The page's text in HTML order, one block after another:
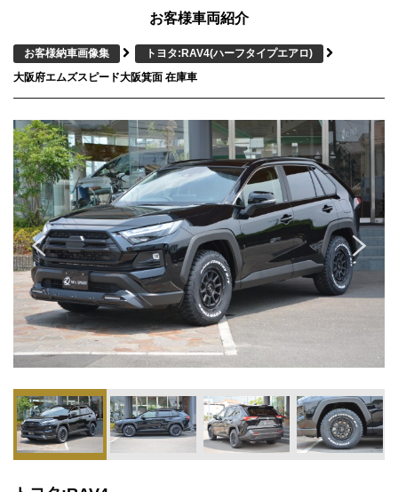
お客様車両紹介
お客様納車画像集 トヨタ:RAV4(ハーフタイプエアロ)
大阪府エムズスピード大阪箕面 在庫車